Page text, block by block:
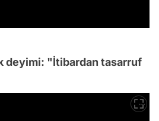
deyimi: "İtibardan tasarruf